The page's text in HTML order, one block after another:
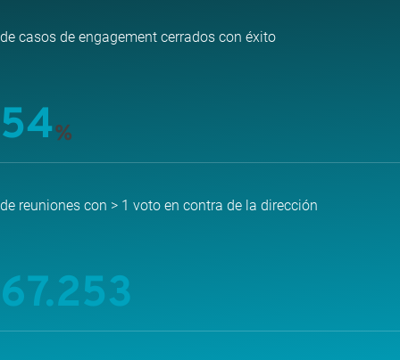
de casos de engagement cerrados con éxito
54%
de reuniones con > 1 voto en contra de la dirección
67.253